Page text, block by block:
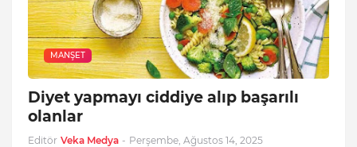
MANŞET
Diyet yapmayı ciddiye alıp başarılı
olanlar
Editör Veka Medya - Perşembe, Ağustos 14, 2025